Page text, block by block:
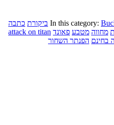
In this category: ביקורת כתבה
מחווה מטבע פאונד attack on titan
בחינם הפנתר השחור